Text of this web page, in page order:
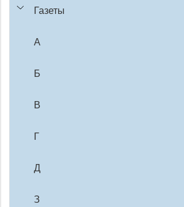
Газеты
А
Б
В
Г
Д
З